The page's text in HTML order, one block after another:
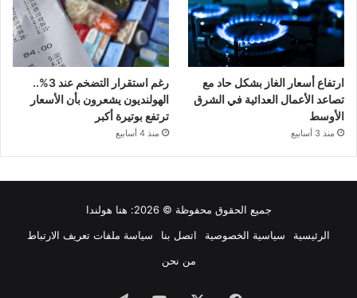
ارتفاع أسعار الغاز بشكل حاد مع
تصاعد الأعمال العدائية في الشرق
الأوسط
منذ 3 أسابيع
رغم استقرار التضخم عند 3%..
الهولنديون يشعرون بأن الأسعار
ترتفع بوتيرة أكبر
منذ 4 أسابيع
جميع الحقوق محفوظة © 2026:
هنا هولندا
الرئيسية
سياسية الخصوصية اتصل بنا
سياسة ملفات تعريف الارتباط
من نحن